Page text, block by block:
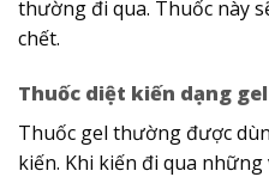
thường đi qua. Thuốc này
chết.
Thuốc diệt kiến dạng gel
Thuốc gel thường được
kiến. Khi kiến đi qua